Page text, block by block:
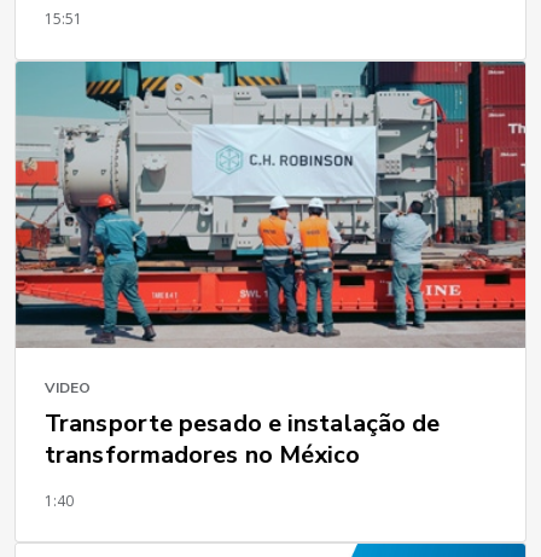
15:51
VIDEO
Transporte pesado e instalação de
transformadores no México
1:40